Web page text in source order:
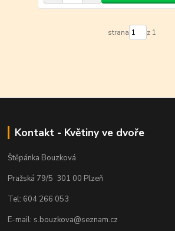
strana z 1
Kontakt - Květiny ve dvoře
Štěpánka Bouzková
Pražská 79/5 301 00 Plzeň
Tel: 604 266 053
E-mail: s.bouzkova@seznam.cz